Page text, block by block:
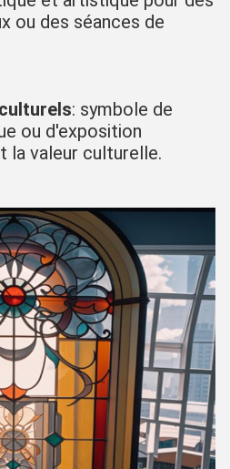
ou des séances de
: symbole de
ou d'exposition
la valeur culturelle.